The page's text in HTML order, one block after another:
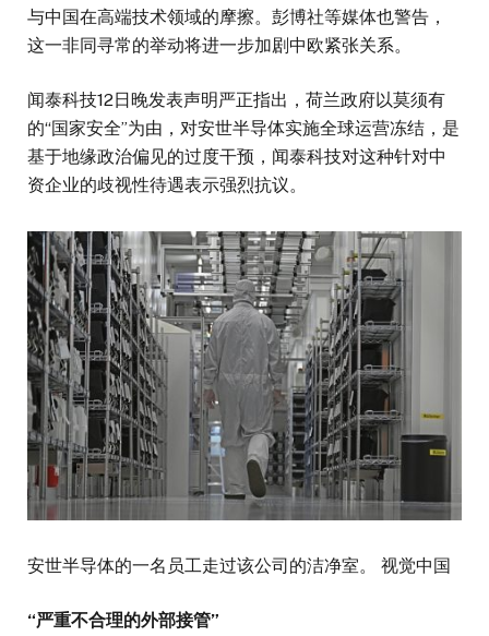
与中国在高端技术领域的摩擦。彭博社等媒体也警告，
这一非同寻常的举动将进一步加剧中欧紧张关系。
闻泰科技12日晚发表声明严正指出，荷兰政府以莫须有
的“国家安全”为由，对安世半导体实施全球运营冻结，是
基于地缘政治偏见的过度干预，闻泰科技对这种针对中
资企业的歧视性待遇表示强烈抗议。
安世半导体的一名员工走过该公司的洁净室。 视觉中国
“严重不合理的外部接管”